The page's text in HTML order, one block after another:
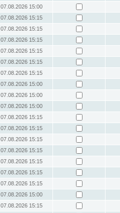
07.08.2026 15:00
07.08.2026 15:15
07.08.2026 15:15
07.08.2026 15:15
07.08.2026 15:15
07.08.2026 15:15
07.08.2026 15:15
07.08.2026 15:00
07.08.2026 15:00
07.08.2026 15:00
07.08.2026 15:15
07.08.2026 15:15
07.08.2026 15:15
07.08.2026 15:15
07.08.2026 15:15
07.08.2026 15:15
07.08.2026 15:15
07.08.2026 15:00
07.08.2026 15:15